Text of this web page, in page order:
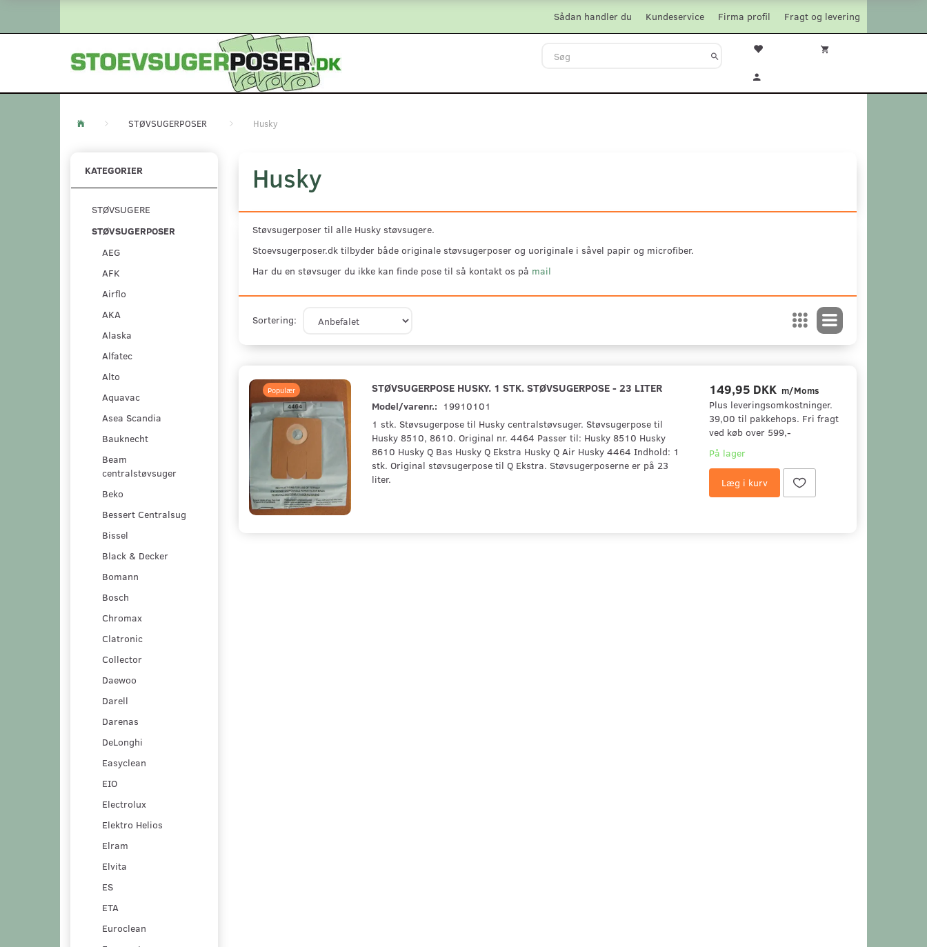
Fragt og levering
Firma profil
Kundeservice
Sådan handler du
STØVSUGERPOSER Husky
KATEGORIER
STØVSUGERE
STØVSUGERPOSER
AEG
AFK
Airflo
AKA
Alaska
Alfatec
Alto
Aquavac
Asea Scandia
Bauknecht
Beam
centralstøvsuger
Beko
Bessert Centralsug
Bissel
Black & Decker
Bomann
Bosch
Chromax
Clatronic
Collector
Daewoo
Darell
Darenas
DeLonghi
Easyclean
EIO
Electrolux
Elektro Helios
Elram
Elvita
ES
ETA
Euroclean
Husky
Støvsugerposer til alle Husky støvsugere.
Stoevsugerposer.dk tilbyder både originale støvsugerposer og uoriginale i såvel papir og microfiber.
Har du en støvsuger du ikke kan finde pose til så kontakt os på mail
Sortering:
Populær STØVSUGERPOSE HUSKY. 1 STK. STØVSUGERPOSE - 23 LITER
Model/varenr.: 19910101
1 stk. Støvsugerpose til Husky centralstøvsuger. Støvsugerpose til
Husky 8510, 8610. Original nr. 4464 Passer til: Husky 8510 Husky
8610 Husky Q Bas Husky Q Ekstra Husky Q Air Husky 4464 Indhold: 1
stk. Original støvsugerpose til Q Ekstra. Støvsugerposerne er på 23
liter.
149,95 DKK m/Moms
Plus leveringsomkostninger.
39,00 til pakkehops. Fri fragt
ved køb over 599,-
På lager
Læg i kurv